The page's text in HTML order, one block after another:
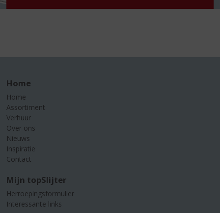
Home
Home
Assortiment
Verhuur
Over ons
Nieuws
Inspiratie
Contact
Mijn topSlijter
Herroepingsformulier
Interessante links